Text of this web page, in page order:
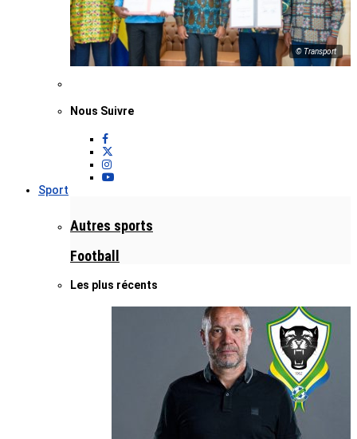
© Transport
Nous Suivre
Sport
Autres sports
Football
Les plus récents